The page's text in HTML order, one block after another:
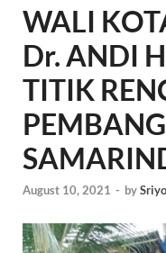
WALI
Dr. ANDI
TITIK
August 10, 2021 - by